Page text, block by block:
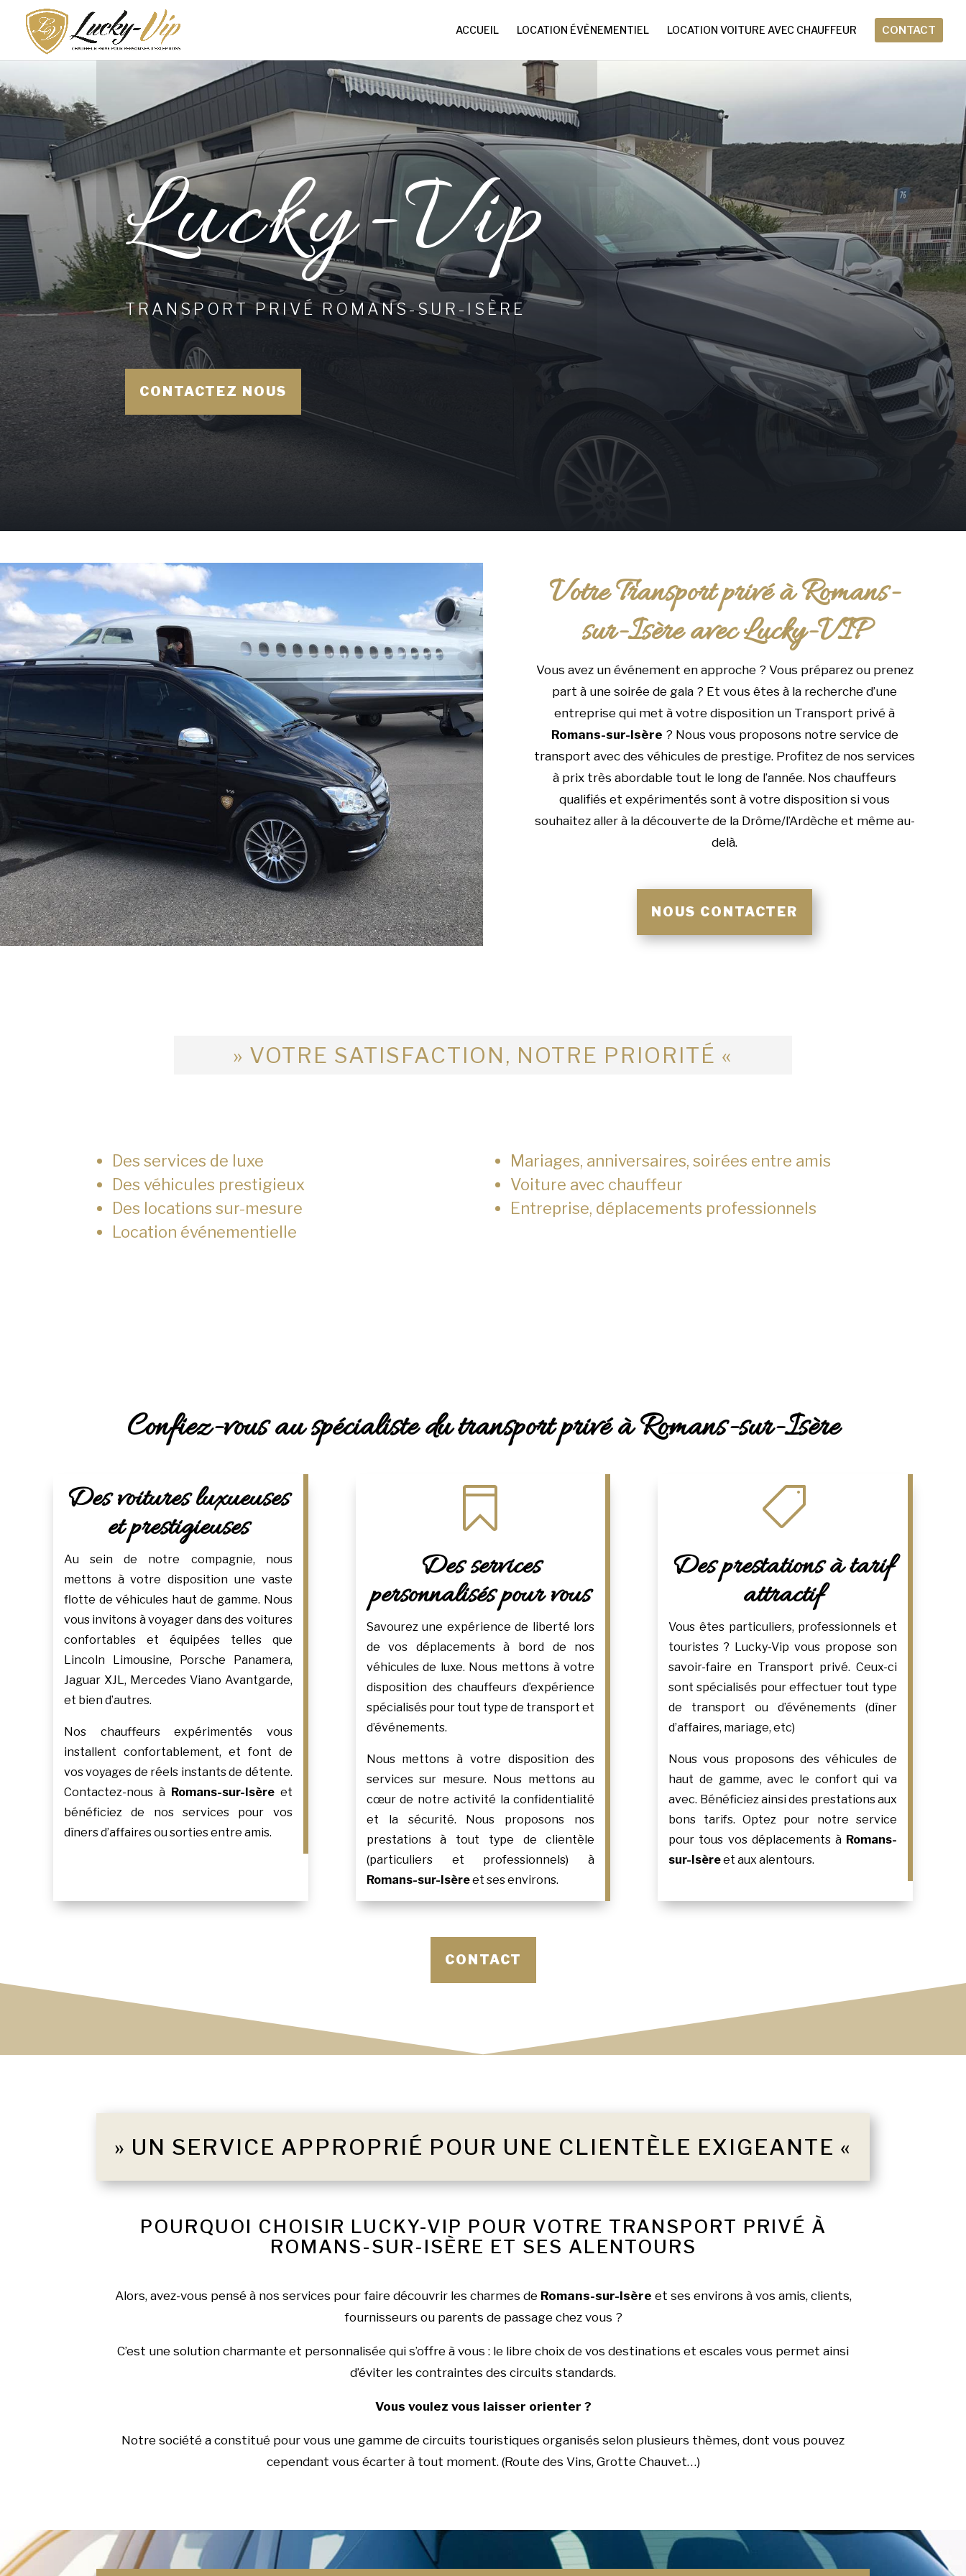
ACCUEIL LOCATION ÉVÈNEMENTIEL LOCATION VOITURE AVEC CHAUFFEUR CONTACT
Lucky-Vip
TRANSPORT PRIVÉ ROMANS-SUR-ISÈRE
CONTACTEZ NOUS
Votre Transport privé à Romans-
sur-Isère avec Lucky-VIP
Vous avez un événement en approche ? Vous préparez ou prenez
part à une soirée de gala ? Et vous êtes à la recherche d’une
entreprise qui met à votre disposition un Transport privé à
Romans-sur-Isère ? Nous vous proposons notre service de
transport avec des véhicules de prestige. Profitez de nos services
à prix très abordable tout le long de l’année. Nos chauffeurs
qualifiés et expérimentés sont à votre disposition si vous
souhaitez aller à la découverte de la Drôme/l’Ardèche et même au-
delà.
NOUS CONTACTER
» VOTRE SATISFACTION, NOTRE PRIORITÉ «
Des services de luxe
Des véhicules prestigieux
Des locations sur-mesure
Location événementielle
Mariages, anniversaires, soirées entre amis
Voiture avec chauffeur
Entreprise, déplacements professionnels
Confiez-vous au spécialiste du transport privé à Romans-sur-Isère
Des voitures luxueuses
et prestigieuses
Au sein de notre compagnie, nous
mettons à votre disposition une vaste
flotte de véhicules haut de gamme. Nous
vous invitons à voyager dans des voitures
confortables et équipées telles que
Lincoln Limousine, Porsche Panamera,
Jaguar XJL, Mercedes Viano Avantgarde,
et bien d’autres.
Nos chauffeurs expérimentés vous
installent confortablement, et font de
vos voyages de réels instants de détente.
Contactez-nous à Romans-sur-Isèreet
bénéficiez de nos services pour vos
dîners d’affaires ou sorties entre amis.

Des services
personnalisés pour vous
Savourez une expérience de liberté lors
de vos déplacements à bord de nos
véhicules de luxe. Nous mettons à votre
disposition des chauffeurs d’expérience
spécialisés pour tout type de transport et
d’événements.
Nous mettons à votre disposition des
services sur mesure. Nous mettons au
cœur de notre activité la confidentialité
et la sécurité. Nous proposons nos
prestations à tout type de clientèle
(particuliers et professionnels) à
Romans-sur-Isèreet ses environs.

Des prestations à tarif
attractif
Vous êtes particuliers, professionnels et
touristes ? Lucky-Vip vous propose son
savoir-faire en Transport privé. Ceux-ci
sont spécialisés pour effectuer tout type
de transport ou d’événements (dîner
d’affaires, mariage, etc)
Nous vous proposons des véhicules de
haut de gamme, avec le confort qui va
avec. Bénéficiez ainsi des prestations aux
bons tarifs. Optez pour notre service
pour tous vos déplacements à Romans-
sur-Isèreet aux alentours.
CONTACT
» UN SERVICE APPROPRIÉ POUR UNE CLIENTÈLE EXIGEANTE «
POURQUOI CHOISIR LUCKY-VIP POUR VOTRE TRANSPORT PRIVÉ À
ROMANS-SUR-ISÈRE ET SES ALENTOURS
Alors, avez-vous pensé à nos services pour faire découvrir les charmes de Romans-sur-Isère et ses environs à vos amis, clients,
fournisseurs ou parents de passage chez vous ?
C’est une solution charmante et personnalisée qui s’offre à vous : le libre choix de vos destinations et escales vous permet ainsi
d’éviter les contraintes des circuits standards.
Vous voulez vous laisser orienter ?
Notre société a constitué pour vous une gamme de circuits touristiques organisés selon plusieurs thèmes, dont vous pouvez
cependant vous écarter à tout moment. (Route des Vins, Grotte Chauvet…)